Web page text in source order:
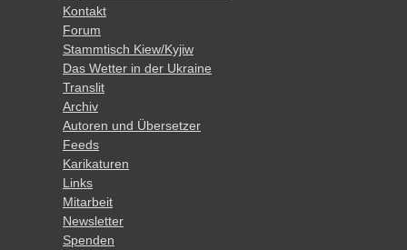
Kontakt
Forum
Stammtisch Kiew/Kyjiw
Das Wetter in der Ukraine
Translit
Archiv
Autoren und Übersetzer
Feeds
Karikaturen
Links
Mitarbeit
Newsletter
Spenden